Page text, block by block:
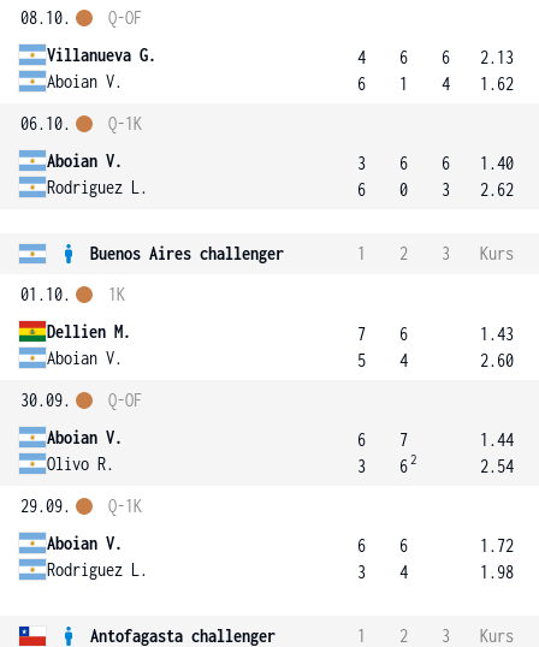
08.10.
Villanueva G.
Aboian V.
Q-OF
4
6
6
1
6
4
2.13
1.62
06.10.
Aboian V.
Rodriguez L.
Q-1K
3
6
6
0
6
3
1.40
2.62
Buenos Aires challenger 1 2 3
Kurs
01.10.
Dellien M.
Aboian V.
1K
7
5
6
4
1.43
2.60
30.09.
Aboian V.
Olivo R.
Q-OF
6
3
7
62
1.44
2.54
29.09.
Aboian V.
Rodriguez L.
Q-1K
6
3
6
4
1.72
1.98
Antofagasta challenger 1 2 3
Kurs